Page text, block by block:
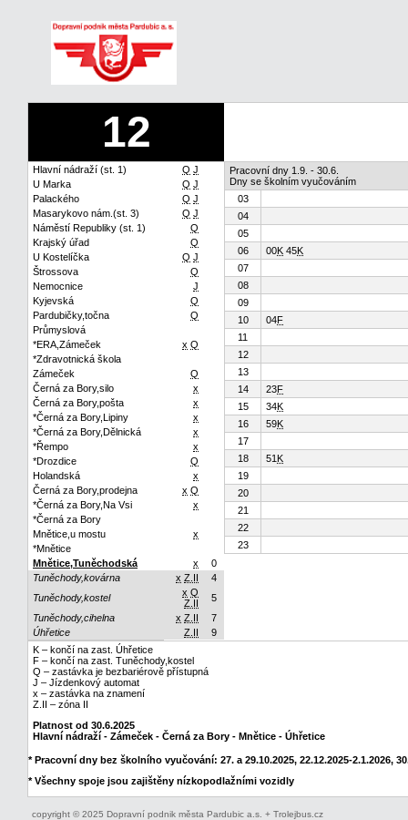
12
Hlavní nádraží (st. 1) Q J
U Marka
Q J
Palackého
Q J
Masarykovo nám.(st. 3)
Q J
Náměstí Republiky (st. 1)
Q
Krajský úřad
Q
U Kostelíčka
Q J
Štrossova
Q
Nemocnice
J
Kyjevská
Q
Pardubičky,točna
Q
Průmyslová
*ERA,Zámeček
x Q
*Zdravotnická škola
Zámeček
Q
Černá za Bory,silo
x
Černá za Bory,pošta
x
*Černá za Bory,Lipiny
x
*Černá za Bory,Dělnická
x
*Řempo
x
*Drozdice
Q
Holandská
x
Černá za Bory,prodejna
x Q
*Černá za Bory,Na Vsi
x
*Černá za Bory
Mnětice,u mostu
x
*Mnětice
Mnětice,Tuněchodská
x
0
Tuněchody,kovárna
x Z.II
4
Tuněchody,kostel
x Q
Z.II
5
Tuněchody,cihelna
x Z.II
7
Úhřetice
Z.II 9
Pracovní dny 1.9. - 30.6.
Dny se školním vyučováním
03
04
05
06
00K 45K
07
08
09
10
04F
11
12
13
14
23F
15
34K
16
59K
17
18
51 K
19
20
21
22
23
K – končí na zast. Úhřetice
F – končí na zast. Tuněchody,kostel
Q – zastávka je bezbariérově přístupná
J – Jízdenkový automat
x – zastávka na znamení
Z.II – zóna II
Platnost od 30.6.2025
Hlavní nádraží - Zámeček - Černá za Bory - Mnětice - Úhřetice
* Pracovní dny bez školního vyučování: 27. a 29.10.2025, 22.12.2025-2.1.2026,
* Všechny spoje jsou zajištěny nízkopodlažními vozidly
copyright © 2025 Dopravní podnik města Pardubic a.s. + Trolejbus.cz